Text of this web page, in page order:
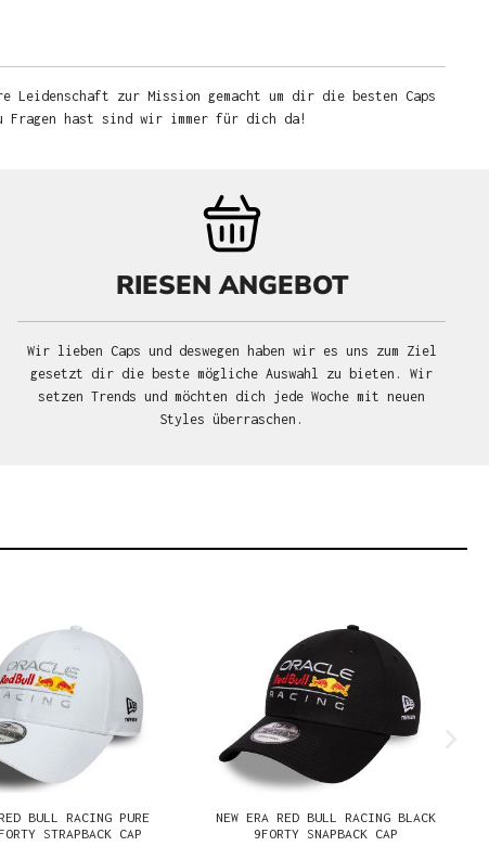
zur Mission gemacht um dir die besten Caps
Fragen hast sind wir immer für dich da!
RIESEN ANGEBOT
Wir lieben Caps und deswegen haben wir es uns zum Ziel
gesetzt dir die beste mögliche Auswahl zu bieten. Wir
setzen Trends und möchten dich jede Woche mit neuen
Styles überraschen.
BULL RACING PURE
STRAPBACK CAP
NEW ERA RED BULL RACING BLACK
9FORTY SNAPBACK CAP